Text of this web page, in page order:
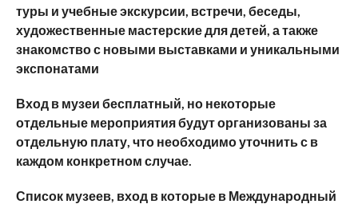
туры и учебные экскурсии, встречи, беседы,
художественные мастерские для детей, а также
знакомство с новыми выставками и уникальными
экспонатами
Вход в музеи бесплатный, но некоторые
отдельные мероприятия будут организованы за
отдельную плату, что необходимо уточнить с в
каждом конкретном случае.
Список музеев, вход в которые в Международный